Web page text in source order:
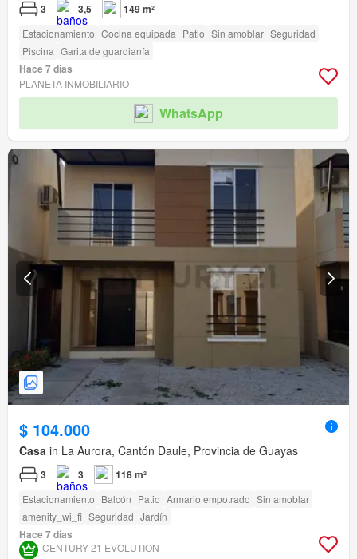
3 3,5 149 m²
Estacionamiento Cocina equipada Patio Sin amoblar Seguridad
Piscina Garita de guardianía
Hace 7 días
PLANETA INMOBILIARIO
WhatsApp
$ 104.000
Casa in La Aurora, Cantón Daule, Provincia de Guayas
3 3 118 m²
Estacionamiento Balcón Patio Armario empotrado Sin amoblar
amenity_wi_fi Seguridad Jardín
Hace 7 días
CENTURY 21 EVOLUTION